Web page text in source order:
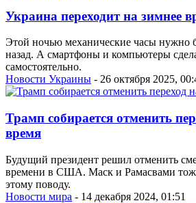
Украина переходит на зимнее
Этой ночью механические часы нужно
назад. А смартфоны и компьютеры
самостоятельно.
Новости Украины - 26 октября 2025,
Трамп собирается отменить
время
Будущий президент решил отменить
времени в США. Маск и Рамасвами
этому поводу.
Новости мира - 14 декабря 2024, 01:51